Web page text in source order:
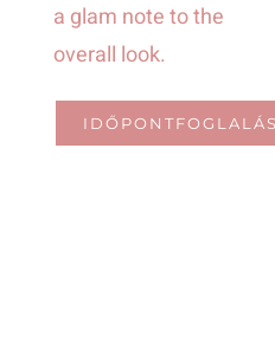
a glam note to the
overall look.